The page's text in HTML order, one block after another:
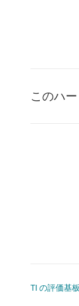
このハ
TI の評価基